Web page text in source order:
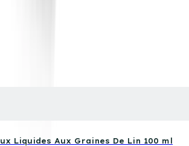
Liquides Aux Graines De Lin 100 ml